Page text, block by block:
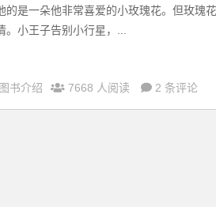
的是一朵他非常喜爱的小玫瑰花。但玫瑰
。小王子告别小行星，...
图书介绍 7668 人阅读 2 条评论